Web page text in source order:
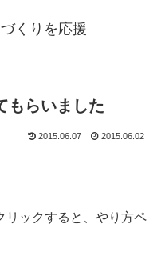
くりを応援
もらいました
2015.06.07 2015.06.02
リックすると、やり方ペ